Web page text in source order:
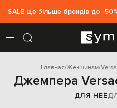
SALE ще більше брендів до -
Главная Женщинам
Джемпера
ДЛЯ НЕЁ